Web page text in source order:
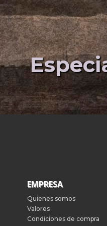
EMPRESA
Quienes somos
Valores
Condiciones de compra